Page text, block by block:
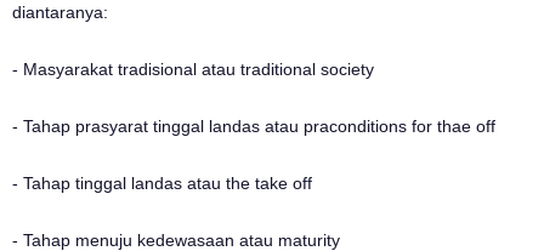
diantaranya:
- Masyarakat tradisional atau traditional society
- Tahap prasyarat tinggal landas atau praconditions for thae off
- Tahap tinggal landas atau the take off
- Tahap menuju kedewasaan atau maturity